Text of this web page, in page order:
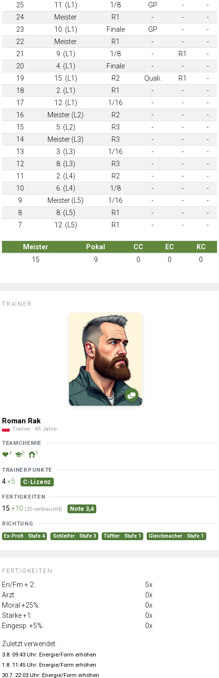
25
11. (L1) 1/8 GP -
-
24
Meister R1 - -
-
23
10. (L1) Finale GP -
-
22
Meister R1 - -
-
21
9. (L1) 1/8 - R1
-
20
4. (L1) Finale - -
-
19
15. (L1) R2 Quali. R1
-
18
2. (L1) R1 - -
-
17
12. (L1) 1/16 - -
-
16
Meister (L2) R2 - -
-
15
5. (L2) R3 - -
-
14
Meister (L3) R3 - -
-
13
3. (L3) 1/16 - -
-
12
8. (L3) R3 - -
-
11
2. (L4) R2 - -
-
10
6. (L4) 1/8 - -
-
9
Meister (L5) 1/16 - -
-
8
8. (L5) R1 - -
-
7
12. (L5) R1 - - -
Meister Pokal CC EC
KC
15
9 0 0 0
TRAINER:
Roman Rak
Trainer · 45 Jahre
TEAMCHEMIE
4 3 3
TRAINERPUNKTE
4+5 C-Lizenz
FERTIGKEITEN
15 +10 (20 verbraucht) Note 3,4
RICHTUNG
Ex-Profi · Stufe 4 Schleifer · Stufe 3 Tüftler · Stufe 1 Gleichmacher · Stufe 1
FERTIGKEITEN:
En/Fm + 2:
5x
Arzt:
0x
Moral +25%:
0x
Stärke +1:
0x
Eingesp. +5%:
0x
Zuletzt verwendet:
3.8. 09:43 Uhr: Energie/Form erhöhen
1.8. 11:45 Uhr: Energie/Form erhöhen
30.7. 22:03 Uhr: Energie/Form erhöhen